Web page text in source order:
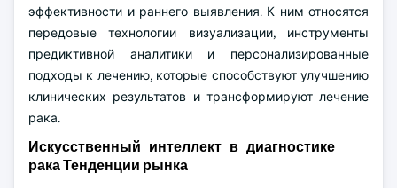
эффективности и раннего выявления. К ним относятся
передовые технологии визуализации, инструменты
предиктивной аналитики и персонализированные
подходы к лечению, которые способствуют улучшению
клинических результатов и трансформируют лечение
рака.
Искусственный интеллект в диагностике
рака Тенденции рынка